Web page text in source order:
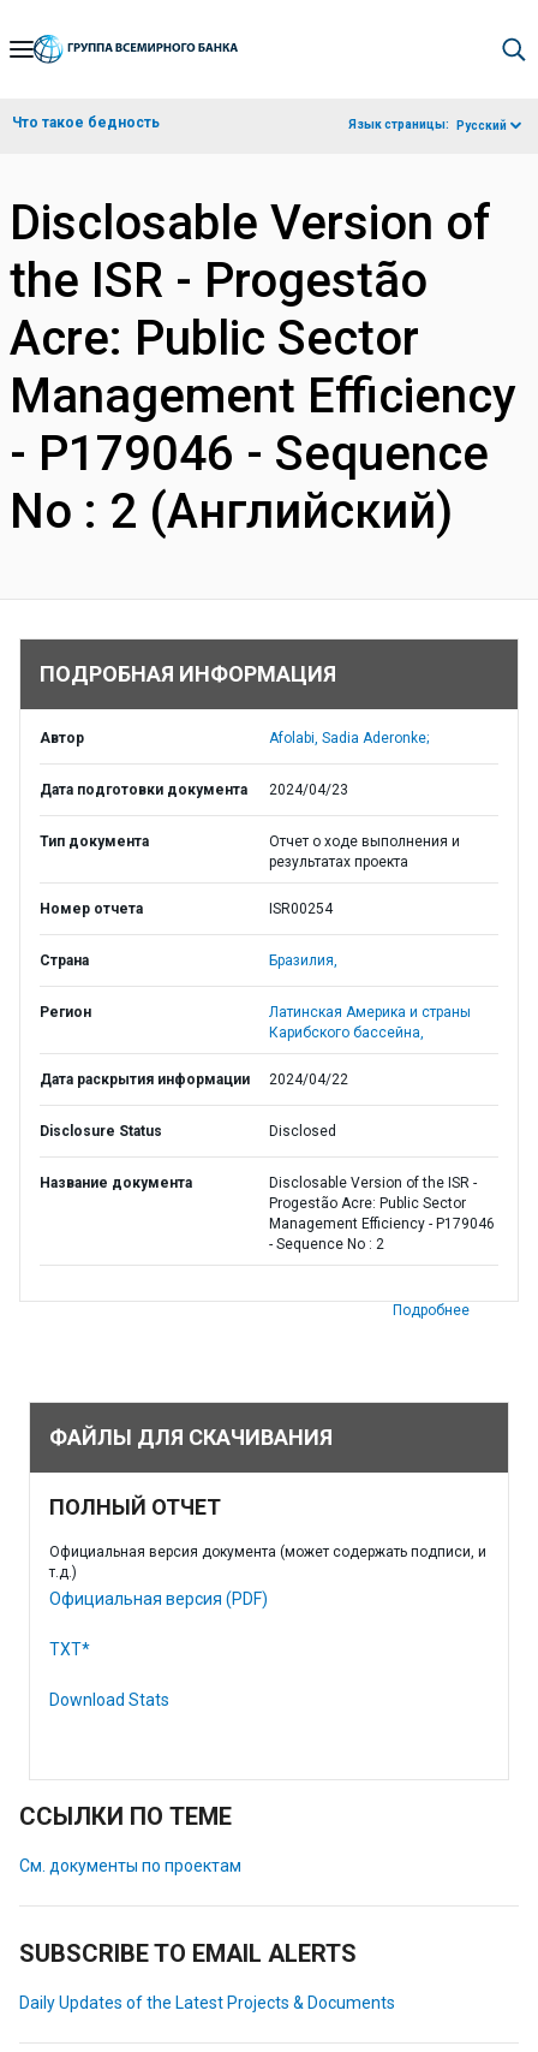
Skip
Navigation
Что такое бедность Язык страницы: Русский
Disclosable Version of
the ISR - Progestão
Acre: Public Sector
Management Efficiency
- P179046 - Sequence
No : 2 (Английский)
ПОДРОБНАЯ ИНФОРМАЦИЯ
Автор Afolabi, Sadia Aderonke;
Дата подготовки документа 2024/04/23
Тип документа
Отчет о ходе выполнения и
результатах проекта
Номер отчета ISR00254
Страна Бразилия,
Регион
Латинская Америка и страны
Карибского бассейна,
Дата раскрытия информации 2024/04/22
Disclosure Status Disclosed
Название документа
Disclosable Version of the ISR -
Progestão Acre: Public Sector
Management Efficiency - P179046
- Sequence No : 2
Подробнее
ФАЙЛЫ ДЛЯ СКАЧИВАНИЯ
ПОЛНЫЙ ОТЧЕТ
Официальная версия документа (может содержать подписи, и
т.д.)
Официальная версия (PDF)
TXT*
Download Stats
ССЫЛКИ ПО ТЕМЕ
См. документы по проектам
SUBSCRIBE TO EMAIL ALERTS
Daily Updates of the Latest Projects & Documents